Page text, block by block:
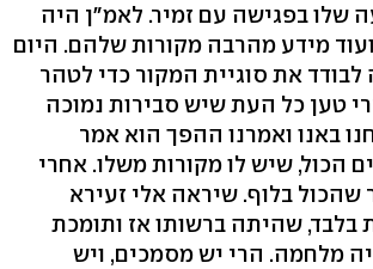
בפגישה עם זמיר. לאמ"ן היה
מידע מהרבה מקורות שלהם. היום
לבודד את סוגיית המקור כדי לטהר
טען כל העת שיש סבירות נמוכה
באנו ואמרנו ההפך הוא אמר
הכול, שיש לו מקורות משלו. אחרי
בלוף. שיראה אלי זעירא
בלבד, שהיתה ברשותו אז ותומכת
מלחמה. הרי יש מסמכים, ויש